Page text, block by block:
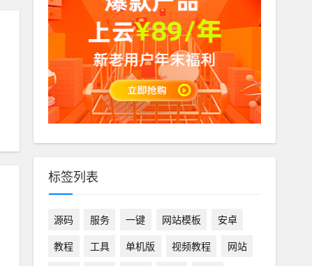
标签列表
源码 服务 一键 网站模板
安卓
教程
工具 单机版 视频教程
网站